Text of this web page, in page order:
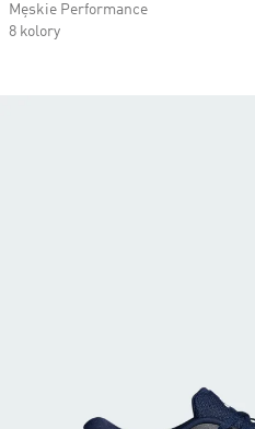
Męskie Performance
8 kolory